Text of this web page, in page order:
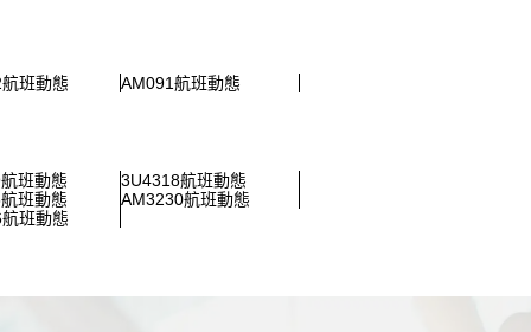
班動態
AM091航班動態
班動態
3U4318航班動態
班動態
AM3230航班動態
班動態